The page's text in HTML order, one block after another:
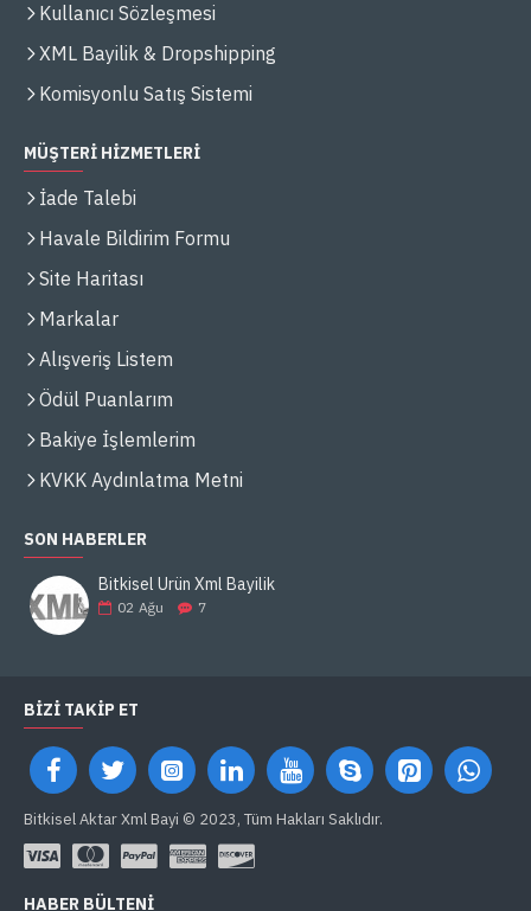
Kullanıcı Sözleşmesi
XML Bayilik & Dropshipping
Komisyonlu Satış Sistemi
MÜŞTERİ HİZMETLERİ
İade Talebi
Havale Bildirim Formu
Site Haritası
Markalar
Alışveriş Listem
Ödül Puanlarım
Bakiye İşlemlerim
KVKK Aydınlatma Metni
SON HABERLER
Bitkisel Ürün Xml Bayilik
02 Ağu 7
BIZI TAKIP ET
Bitkisel Aktar Xml Bayi © 2023, Tüm Hakları Saklıdır.
HABER BÜLTENI